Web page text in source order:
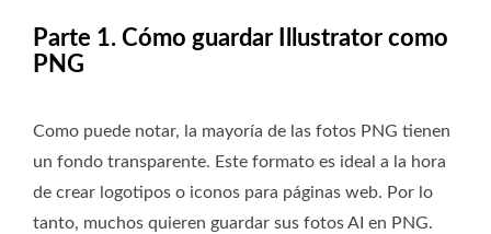
Parte 1. Cómo guardar Illustrator como
PNG
Como puede notar, la mayoría de las fotos PNG tienen
un fondo transparente. Este formato es ideal a la hora
de crear logotipos o iconos para páginas web. Por lo
tanto, muchos quieren guardar sus fotos AI en PNG.